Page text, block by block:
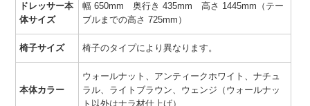
ドレッサー本
体サイズ
幅 650mm 奥行き 435mm 高さ 1445mm（テー
ブルまでの高さ 725mm）
椅子サイズ 椅子のタイプにより異なります。
本体カラー
ウォールナット、アンティークホワイト、ナチュ
ラル、ライトブラウン、ウェンジ（ウォールナッ
ト以外はナラ材仕上げ）